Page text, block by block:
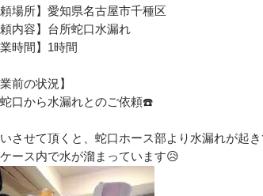
頼場所】愛知県名古屋市千種区
頼内容】台所蛇口水漏れ
業時間】1時間
業前の状況】
口から水漏れとのご依頼☎️
させて頂くと、蛇口ホース部より水漏れが起き
ース内で水が溜まっています😥